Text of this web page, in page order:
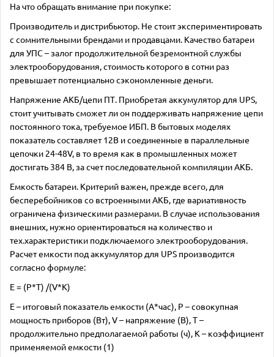
На что обращать внимание при покупке:
Производитель и дистрибьютор. Не стоит экспериментировать
с сомнительными брендами и продавцами. Качество батареи
для УПС – залог продолжительной безремонтной службы
электрооборудования, стоимость которого в сотни раз
превышает потенциально сэкономленные деньги.
Напряжение АКБ/цепи ПТ. Приобретая аккумулятор для UPS,
стоит учитывать сможет ли он поддерживать напряжение цепи
постоянного тока, требуемое ИБП. В бытовых моделях
показатель составляет 12В и соединенные в параллельные
цепочки 24-48V, в то время как в промышленных может
достигать 384 В, за счет последовательной компиляции АКБ.
Емкость батареи. Критерий важен, прежде всего, для
бесперебойников со встроенными АКБ, где вариативность
ограничена физическими размерами. В случае использования
внешних, нужно ориентироваться на количество и
тех.характеристики подключаемого электрооборудования.
Расчет емкости под аккумулятор для UPS производится
согласно формуле:
E = (P*T) /(V*K)
Е – итоговый показатель емкости (А*час), Р – совокупная
мощность приборов (Вт), V – напряжение (В), Т –
продолжительно предполагаемой работы (ч), К – коэффициент
применяемой емкости (1)